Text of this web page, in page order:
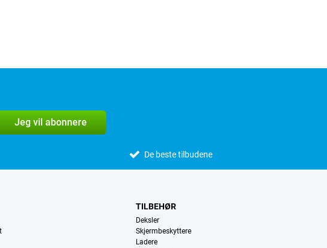
Jeg vil abonnere
De beste tilbudene
TILBEHØR
Deksler
Skjermbeskyttere
Ladere